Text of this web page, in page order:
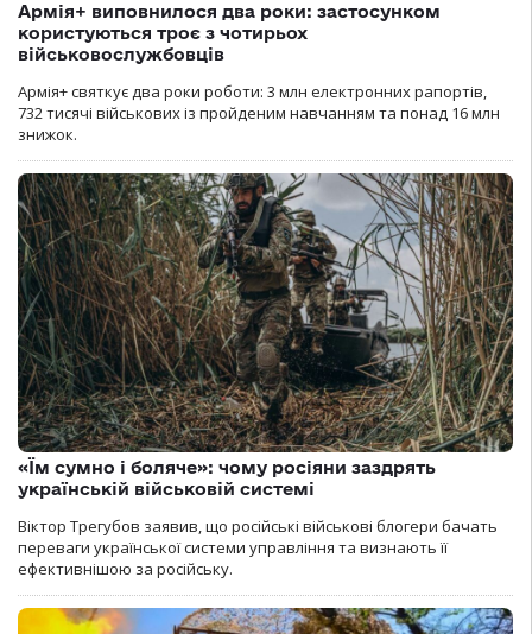
Армія+ виповнилося два роки: застосунком
користуються троє з чотирьох
військовослужбовців
Армія+ святкує два роки роботи: 3 млн електронних рапортів,
732 тисячі військових із пройденим навчанням та понад 16 млн
знижок.
«Їм сумно і боляче»: чому росіяни заздрять
українській військовій системі
Віктор Трегубов заявив, що російські військові блогери бачать
переваги української системи управління та визнають її
ефективнішою за російську.